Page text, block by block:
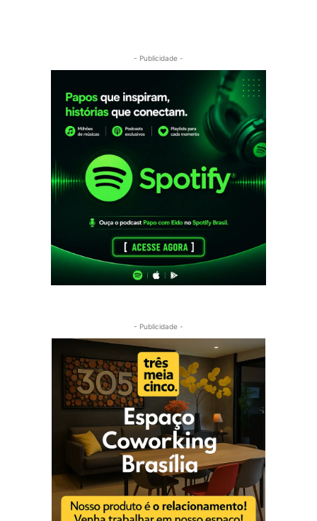
- Publicidade -
- Publicidade -